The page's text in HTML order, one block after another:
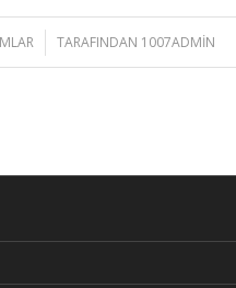
TARAFINDAN 1007ADMIN